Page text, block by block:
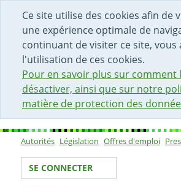
Ce site utilise des cookies afin de
une expérience optimale de
continuant de visiter ce site, vous
l'utilisation de ces cookies.
Pour en savoir plus sur comment
désactiver, ainsi que sur notre
matière de protection des
DÉBUT DU CONTENU DE LA PAGE
ACCÈS AU CHAMP DE RECHERCHE
PAGE D'ACCUEIL
FORMULAIRE DE CONTACT
Sous-navigation
Autorités Législation Offres d'emploi
Votre identité
SE CONNECTER